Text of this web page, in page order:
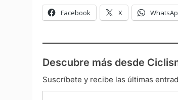
Facebook X
Descubre más desde
Suscríbete y recibe las últimas
Escribe tu correo electrónico…